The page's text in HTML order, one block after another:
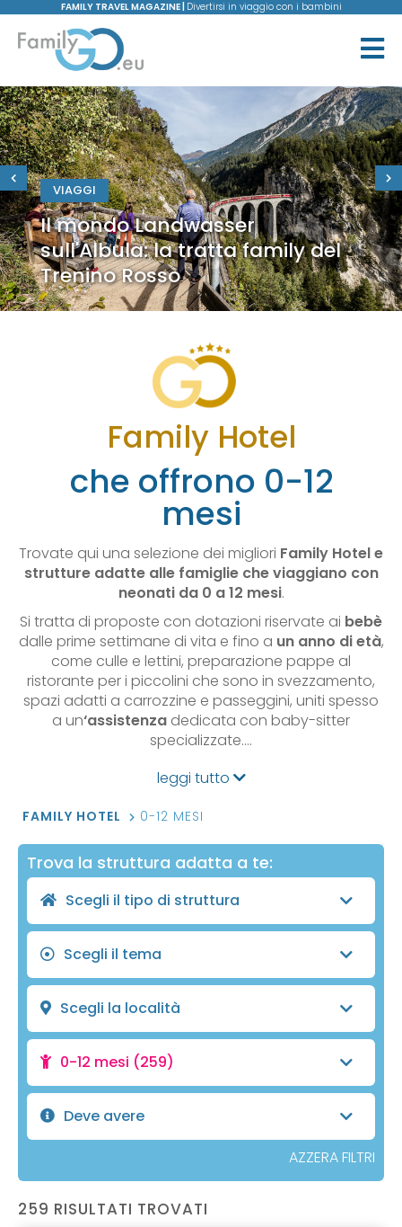
FAMILY TRAVEL MAGAZINE | Divertirsi in viaggio con i bambini
VIAGGI
Il mondo Landwasser
sull'Albula: la tratta family del
Trenino Rosso
Family Hotel
che offrono 0-12
mesi
Trovate qui una selezione dei migliori Family Hotel e
strutture adatte alle famiglie che viaggiano con
neonati da 0 a 12 mesi.
Si tratta di proposte con dotazioni riservate ai bebè
dalle prime settimane di vita e fino a un anno di età,
come culle e lettini, preparazione pappe al
ristorante per i piccolini che sono in svezzamento,
spazi adatti a carrozzine e passeggini, uniti spesso
a un‘assistenza dedicata con baby-sitter
specializzate.…
leggi tutto
FAMILY HOTEL 0-12 MESI
Trova la struttura adatta a te:
Scegli il tipo di struttura
Scegli il tema
Scegli la località
0-12 mesi (259)
Deve avere
AZZERA FILTRI
259 RISULTATI TROVATI